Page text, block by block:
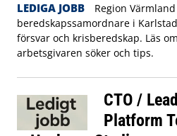
LEDIGA JOBB
Region
beredskapssamordnare i
försvar och krisberedskap. Läs
arbetsgivaren söker och tips.
CTO /
Platform